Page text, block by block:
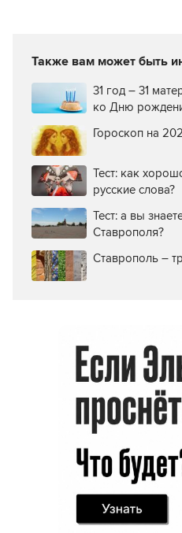
Также вам может быть
31 год – 31
ко Дню
Гороскоп на
Тест: как
русские слова?
Тест: а вы
Ставрополя?
Ставрополь –